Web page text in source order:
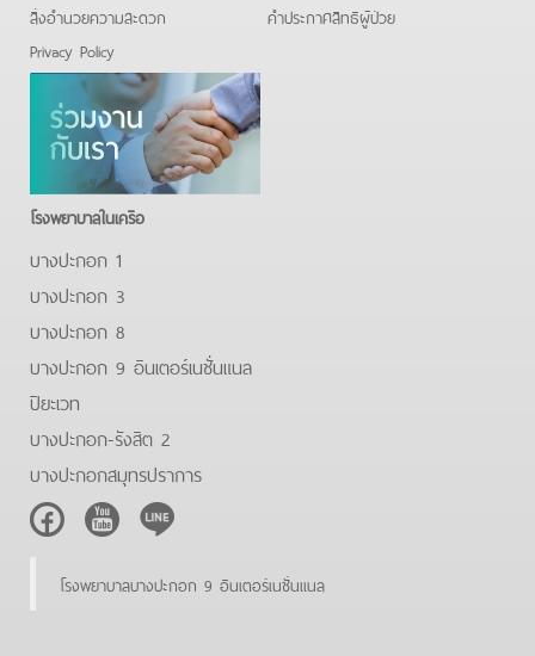
สิ่งอำนวยความสะดวก
Privacy Policy
คําประกาศสิทธิผู้ป่วย
โรงพยาบาลในเครือ
บางปะกอก 1
บางปะกอก 3
บางปะกอก 8
บางปะกอก 9 อินเตอร์เนชั่นแนล
ปิยะเวท
บางปะกอก-รังสิต 2
บางปะกอกสมุทรปราการ
FacebookYoutubeLine
โรงพยาบาลบางปะกอก 9 อินเตอร์เนชั่นแนล